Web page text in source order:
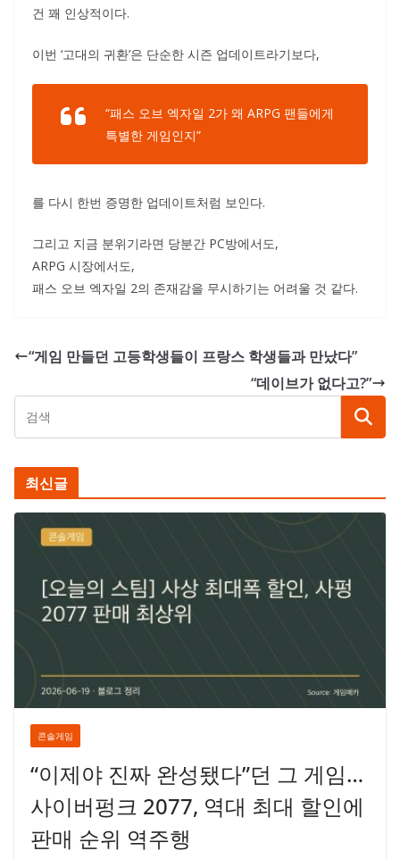
건 꽤 인상적이다.
이번 ‘고대의 귀환’은 단순한 시즌 업데이트라기보다,
“패스 오브 엑자일 2가 왜 ARPG 팬들에게
특별한 게임인지”
를 다시 한번 증명한 업데이트처럼 보인다.
그리고 지금 분위기라면 당분간 PC방에서도,
ARPG 시장에서도,
패스 오브 엑자일 2의 존재감을 무시하기는 어려울 것 같다.
“게임 만들던 고등학생들이 프랑스 학생들과 만났다”
“데이브가 없다고?”
최신글
콘솔게임
“이제야 진짜 완성됐다”던 그 게임…
사이버펑크 2077, 역대 최대 할인에
판매 순위 역주행